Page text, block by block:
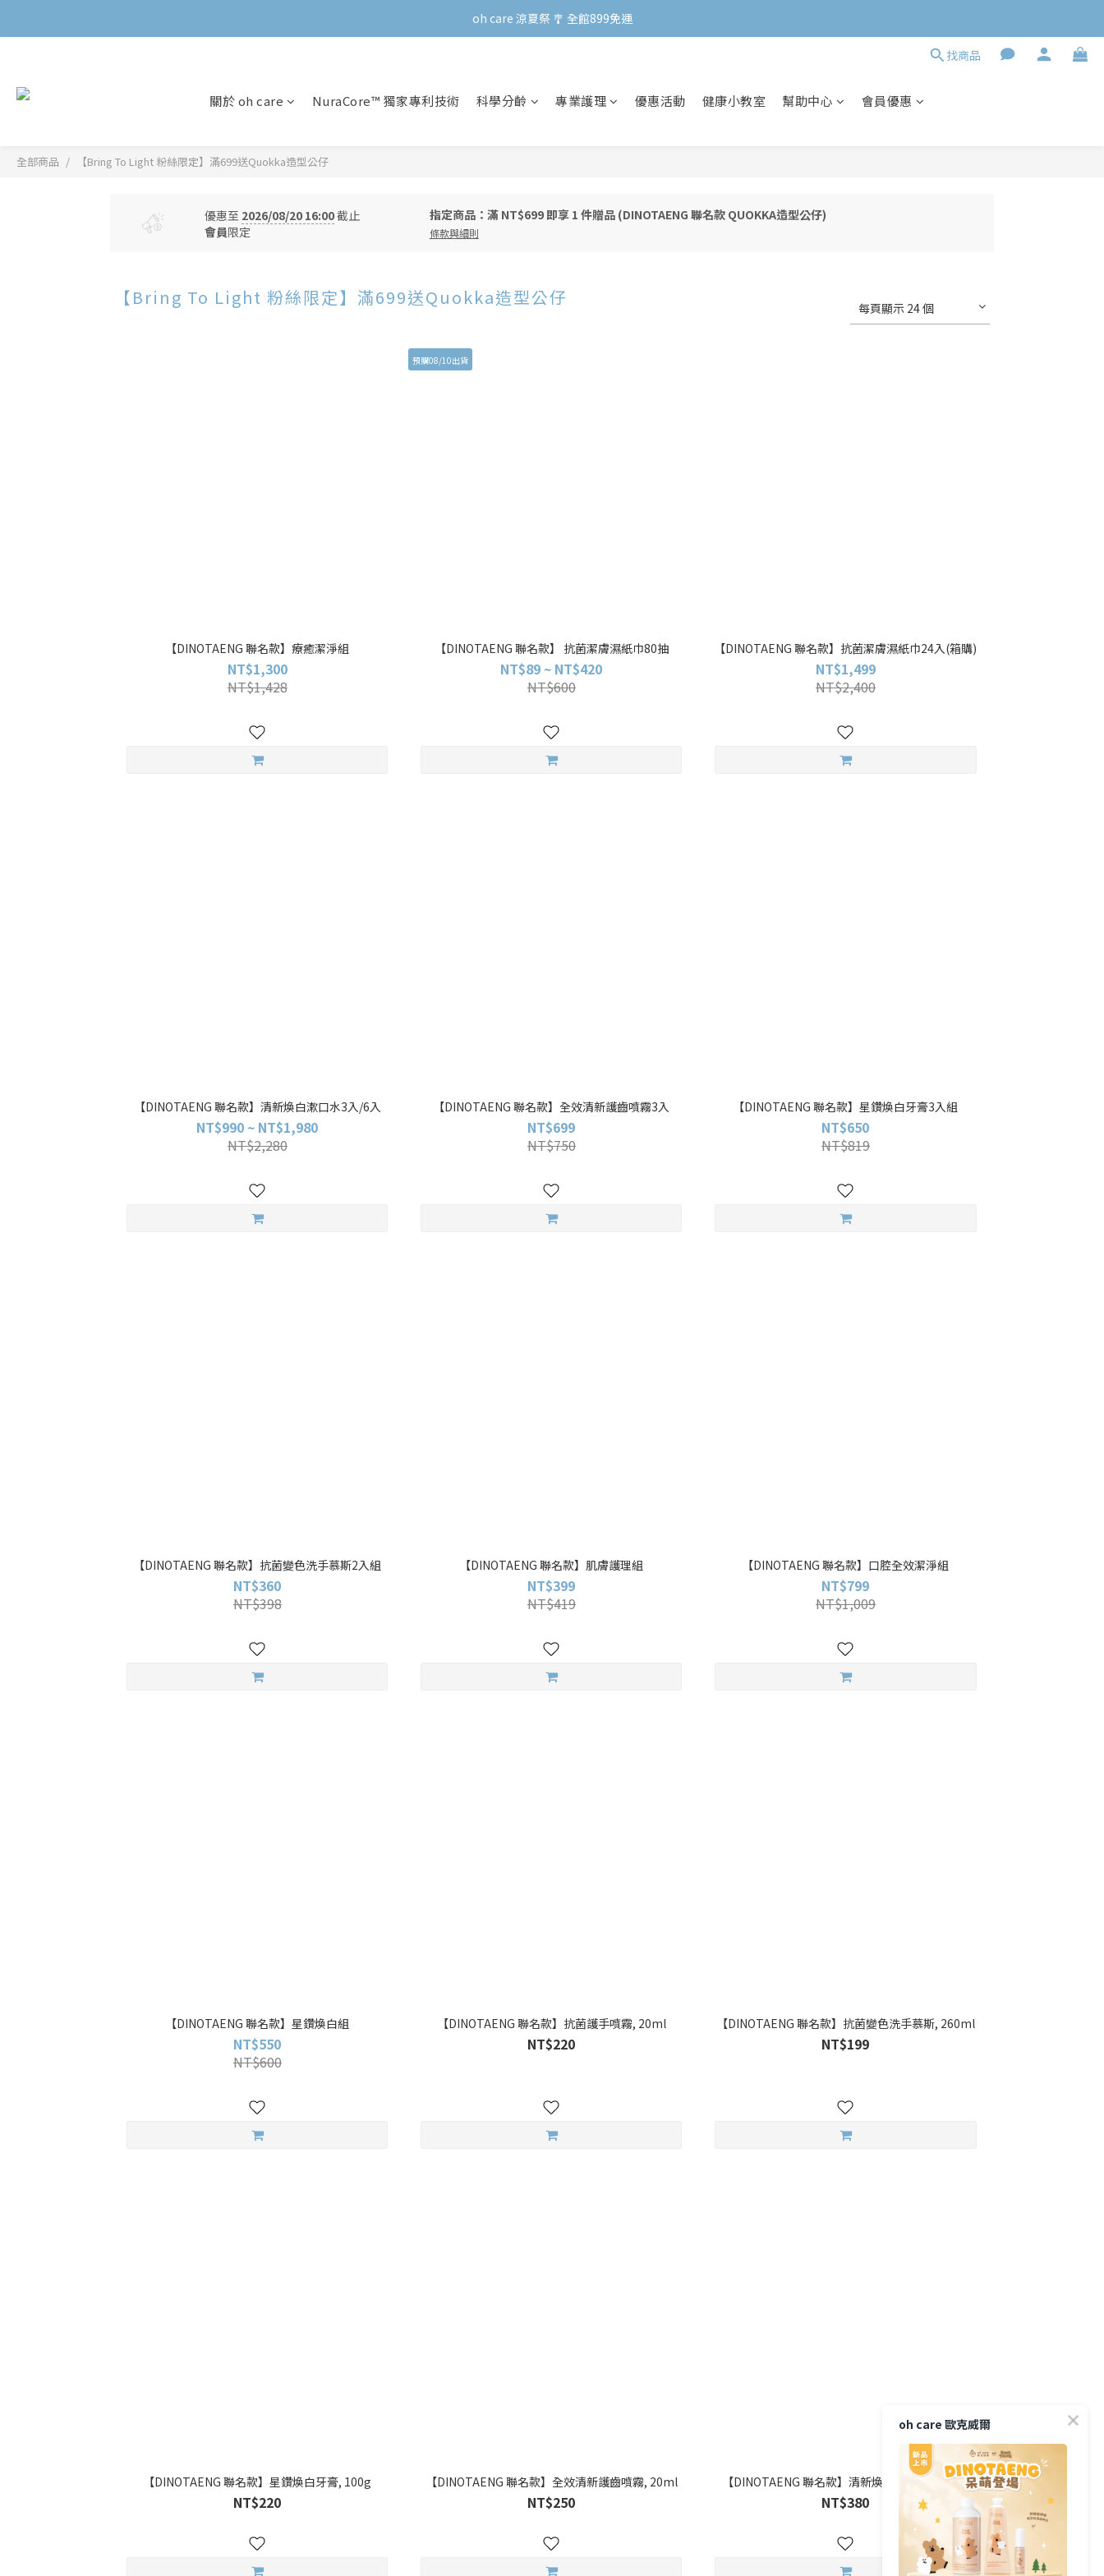
oh care 涼夏祭 🎐 全館899免運
oh care 涼夏祭 🎐 全館899免運
oh care 涼夏祭 🎐 全館899免運
找商品
關於 oh care NuraCore™ 獨家專利技術 科學分齡 專業護理 優惠活動 健康小教室 幫助中心 會員優惠
全部商品 【Bring To Light 粉絲限定】滿699送Quokka造型公仔
優惠至 2026/08/20 16:00截止
會員限定
指定商品：滿 NT$699 即享 1 件贈品 (DINOTAENG 聯名款 QUOKKA造型公仔)
條款與細則
【Bring To Light 粉絲限定】滿699送Quokka造型公仔 每頁顯示 24 個
【DINOTAENG 聯名款】療癒潔淨組
NT$1,300
NT$1,428
預購08/10出貨
【DINOTAENG 聯名款】 抗菌潔膚濕紙巾80抽
NT$89 ~ NT$420
NT$600
【DINOTAENG 聯名款】抗菌潔膚濕紙巾24入(箱購)
NT$1,499
NT$2,400
【DINOTAENG 聯名款】清新煥白漱口水3入/6入
NT$990 ~ NT$1,980
NT$2,280
【DINOTAENG 聯名款】全效清新護齒噴霧3入
NT$699
NT$750
【DINOTAENG 聯名款】星鑽煥白牙膏3入組
NT$650
NT$819
【DINOTAENG 聯名款】抗菌變色洗手慕斯2入組
NT$360
NT$398
【DINOTAENG 聯名款】肌膚護理組
NT$399
NT$419
【DINOTAENG 聯名款】口腔全效潔淨組
NT$799
NT$1,009
【DINOTAENG 聯名款】星鑽煥白組
NT$550
NT$600
【DINOTAENG 聯名款】抗菌護手噴霧, 20ml
NT$220
【DINOTAENG 聯名款】抗菌變色洗手慕斯, 260ml
NT$199
【DINOTAENG 聯名款】星鑽煥白牙膏, 100g
NT$220
【DINOTAENG 聯名款】全效清新護齒噴霧, 20ml
NT$250
【DINOTAENG 聯名款】清新煥白漱口水, 350ml
NT$380
oh care 歐克威爾